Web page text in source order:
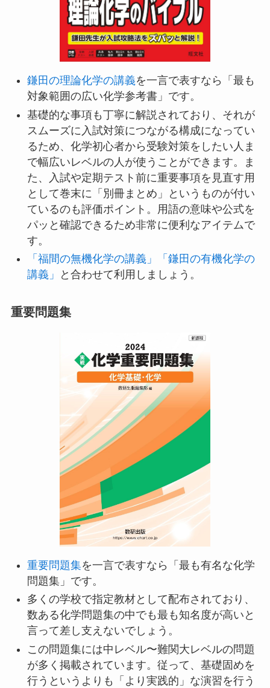
鎌田の理論化学の講義を一言で表すなら「最も
対象範囲の広い化学参考書」です。
基礎的な事項も丁寧に解説されており、それが
スムーズに入試対策につながる構成になってい
るため、化学初心者から受験対策をしたい人ま
で幅広いレベルの人が使うことができます。ま
た、入試や定期テスト前に重要事項を見直す用
として巻末に「別冊まとめ」というものが付い
ているのも評価ポイント。用語の意味や公式を
パッと確認できるため非常に便利なアイテムで
す。
「福間の無機化学の講義」
「鎌田の有機化学の
講義」
と合わせて利用しましょう。
重要問題集
重要問題集を一言で表すなら「最も有名な化学
問題集」です。
多くの学校で指定教材として配布されており、
数ある化学問題集の中でも最も知名度が高いと
言って差し支えないでしょう。
この問題集には中レベル〜難関大レベルの問題
が多く掲載されています。従って、基礎固めを
行うというよりも「より実践的」な演習を行う